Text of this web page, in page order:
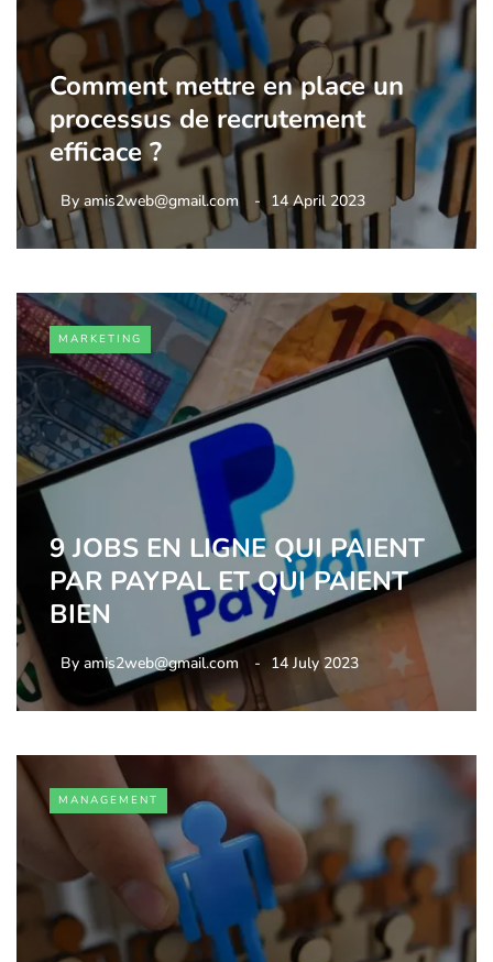
Comment mettre en place un
processus de recrutement
efficace ?
By amis2web@gmail.com 14 April 2023
MARKETING
9 JOBS EN LIGNE QUI PAIENT
PAR PAYPAL ET QUI PAIENT
BIEN
By amis2web@gmail.com 14 July 2023
MANAGEMENT